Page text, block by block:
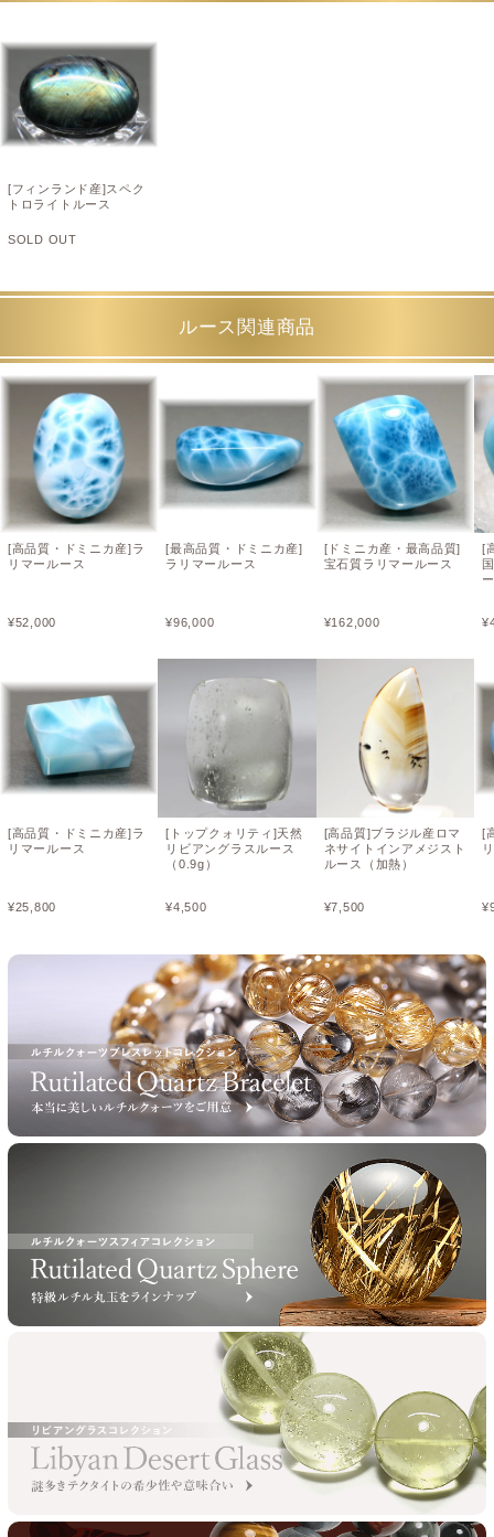
[フィンランド産]スペク
トロライトルース
SOLD OUT
ルース関連商品
[高品質・ドミニカ産]ラ
リマールース
¥52,000
[高品質・ドミニカ産]ラ
リマールース
¥25,800
[最高品質・ドミニカ産]
ラリマールース
¥96,000
[トップクォリティ]天然
リビアングラスルース
（0.9g）
¥4,500
[ドミニカ産・最高品質]
宝石質ラリマールース
¥162,000
[高品質]ブラジル産ロマ
ネサイトインアメジスト
ルース（加熱）
¥7,500
[
¥
[
¥